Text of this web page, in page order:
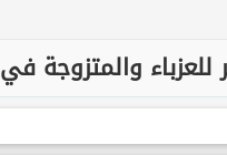
والمتزوجة